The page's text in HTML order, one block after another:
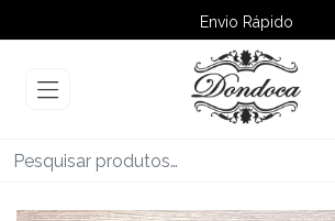
Envio Rápido
➚ Ofertas– Até 60% OFF